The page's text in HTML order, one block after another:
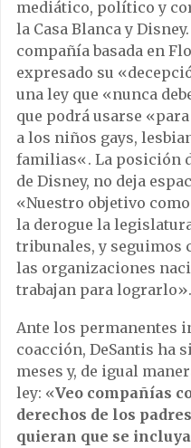
mediático, político y
la Casa Blanca y
compañía basada en
expresado su
una ley que «nunca
que podrá usarse
a los niños gays,
familias«. La posición
de Disney, no deja
«Nuestro objetivo
la derogue la
tribunales, y seguimos
las organizaciones
trabajan para lograrlo».
Ante los permanentes
coacción, DeSantis ha
meses y, de igual
ley: «Veo compañías
derechos de los
quieran que se